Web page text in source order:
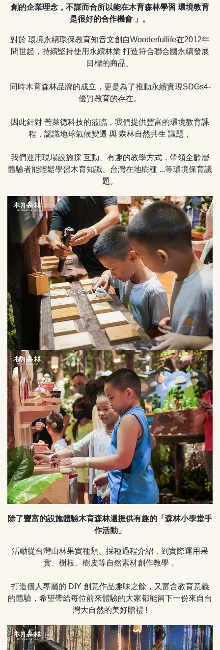
創的企業理念，不謀而合所以能在木育森林學習 環境教育
是很好的合作機會 」。
對於 環境永續環保教育知音文創自Wooderfullife在2012年
問世起，持續堅持使用永續林業 打造符合聯合國永續發展
目標的商品。
同時木育森林品牌的成立，更是為了推動永續實現SDGs4-
優質教育的存在。
因此針對 普萊德科技的蒞臨，我們提供豐富的環境教育課
程，認識地球氣候變遷 與 森林自然共生 議題，
我們運用現場設施採 互動、有趣的教學方式，帶領全齡層
體驗者能輕鬆學習木育知識、台灣在地樹種 ...等環境保育議
題。
除了豐富的設施體驗木育森林還提供有趣的「森林小學堂手
作活動」
活動從台灣山林果實種類、採種過程介紹，到實際運用果
實、樹枝、樹皮等自然素材創作教學，
打造個人專屬的 DIY 創意作品趣味之餘，又富含教育意義
的體驗，希望帶給每位前來體驗的大家都能留下一份來自台
灣大自然的美好贈禮 !